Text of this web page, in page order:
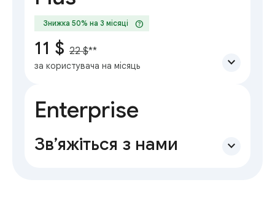
Знижка 50% на 3 місяці help
11 $ 22 $**
за користувача на місяць expand_more
Enterprise
Зв’яжіться з нами expand_more